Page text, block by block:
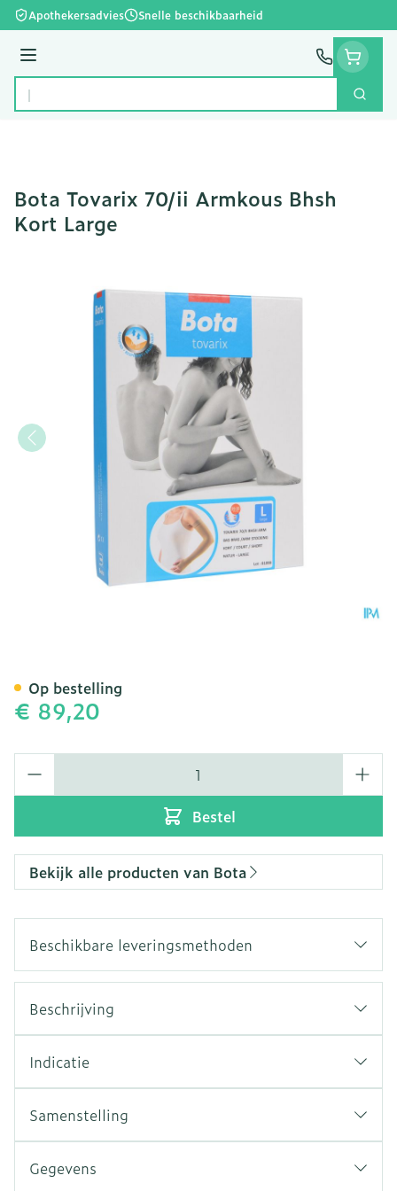
Ga naar de inhoud
Apothekersadvies Snelle beschikbaarheid
Menu
Product, merk, categorie...
Zoek
Bota Tovarix 70/ii Armkous Bhsh
Kort Large
€ 89,20
Bestel
Op bestelling
Bekijk alle producten van Bota
Beschikbare leveringsmethoden
Beschrijving
Indicatie
Samenstelling
Gegevens